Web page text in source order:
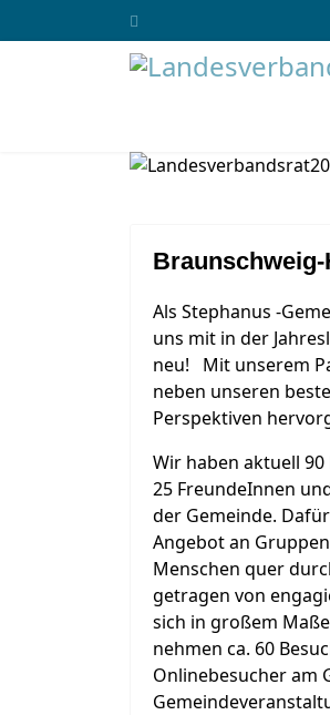
Als Stephanus -
uns mit in der
neu! Mit unserem
neben unseren
Perspektiven
Wir haben aktuell
25 FreundeInnen
der Gemeinde.
Angebot an
Menschen quer
getragen von
sich in großem
nehmen ca. 60
Onlinebesucher am